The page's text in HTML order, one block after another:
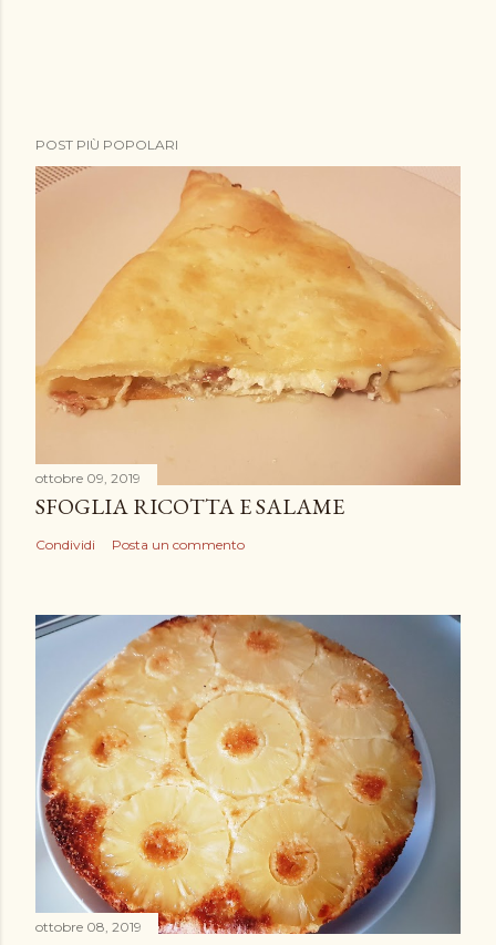
POST PIÙ POPOLARI
ottobre 09, 2019
SFOGLIA RICOTTA E SALAME
Condividi Posta un commento
ottobre 08, 2019